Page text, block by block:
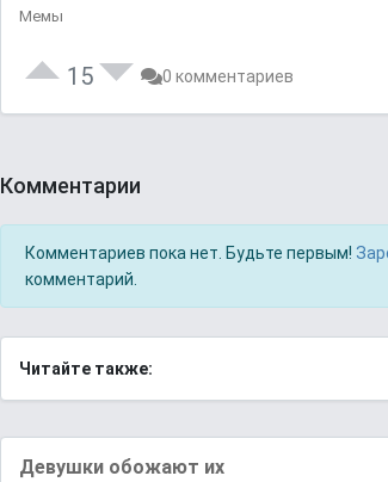
Мемы
15 0 комментариев
Комментарии
Комментариев пока нет. Будьте первым!
комментарий.
Читайте также:
Девушки обожают их